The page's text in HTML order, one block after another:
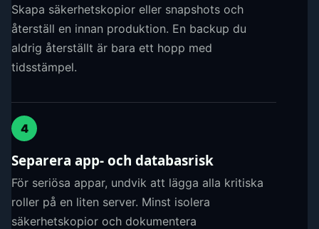
Skapa säkerhetskopior eller snapshots och
återställ en innan produktion. En backup du
aldrig återställt är bara ett hopp med
tidsstämpel.
4
Separera app- och databasrisk
För seriösa appar, undvik att lägga alla kritiska
roller på en liten server. Minst isolera
säkerhetskopior och dokumentera